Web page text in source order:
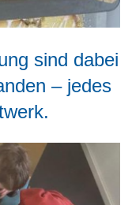
sind dabei
– jedes